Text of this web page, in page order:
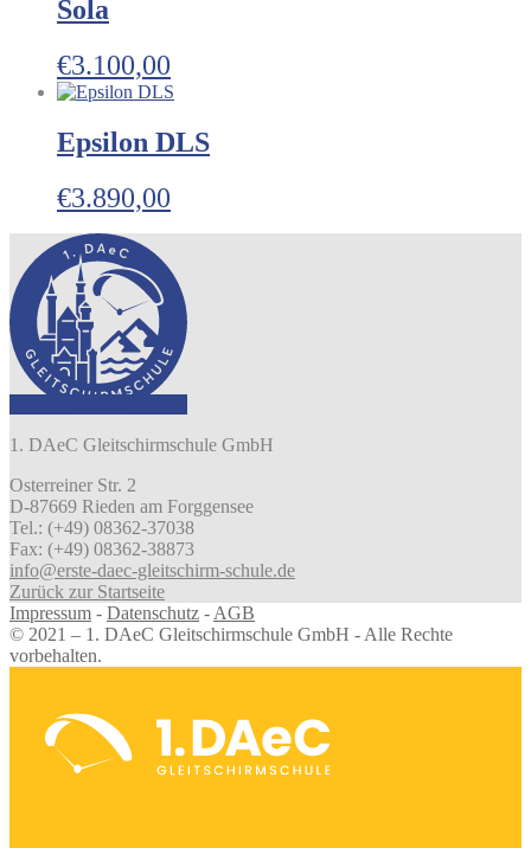
Sola
€3.100,00
Epsilon DLS
€3.890,00
1. DAeC Gleitschirmschule GmbH
Osterreiner Str. 2
D-87669 Rieden am Forggensee
Tel.: (+49) 08362-37038
Fax: (+49) 08362-38873
info@erste-daec-gleitschirm-schule.de
Zurück zur Startseite
Impressum - Datenschutz - AGB
© 2021 – 1. DAeC Gleitschirmschule GmbH - Alle Rechte
vorbehalten.